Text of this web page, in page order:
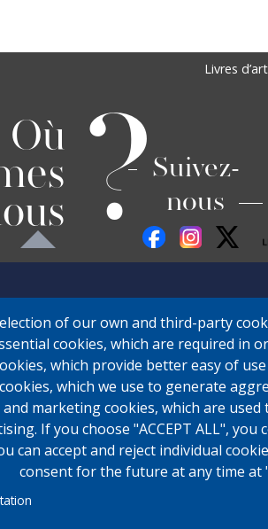
Livres d’art
Où ?Suivez-
nous
of our own and third-party
cookies, which are required in
which provide better easy of
which we use to generate
marketing cookies, which are
If you choose "ACCEPT ALL",
can accept and reject individual
consent for the future at any time at